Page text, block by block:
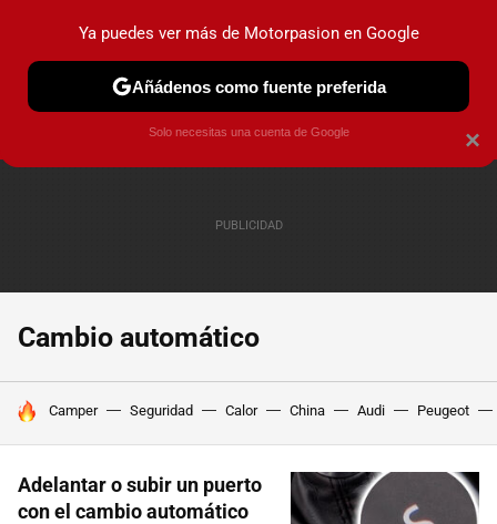
PRUEBAS COCHES ELÉCTRICOS OBSERVATORIO
Cambio automático
HOY SE HABLA DE
Camper Seguridad Calor China Audi Peugeot
Adelantar o subir un puerto
con el cambio automático
×
Ya puedes ver más de Motorpasion en Google
Añádenos como fuente preferida
Solo necesitas una cuenta de Google